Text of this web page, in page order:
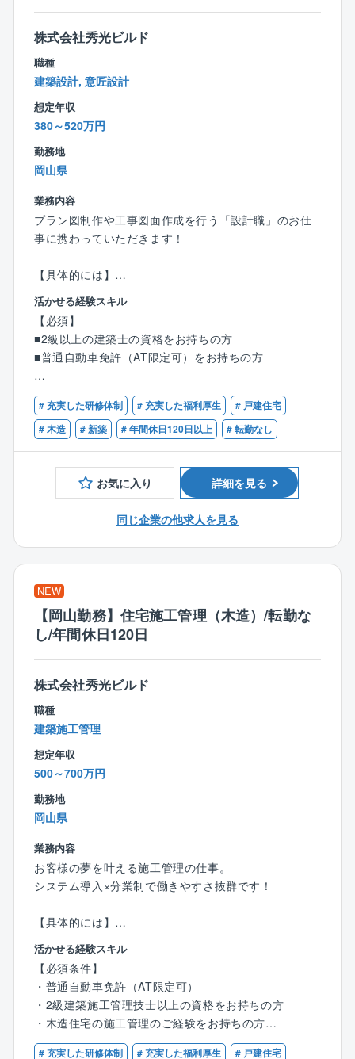
した。
煩雑な作業はもう不要！非効率な移動時間、手書きの
記録作業、現場常駐による拘束時間といった業界の
「当たり前」を根本から解消しています。
監督や職人さんと連携をとりながら、
お客様の暮らしの安心と安全のために
真摯に品質検査に取り組んでいきましょう！
〈チーム組織構成〉
20代～60代までの幅広い社員（24名）が活躍中。
っているため、働きやすい環境です！
＼教育体制について／
入社後は、建築関係の知識や経験に合わせたOJTで仕
事を教えます。
検査課のリーダーや課長がいる店舗にて、1カ月程OJT
少しずつ一人での検査業務をお任せしていき、独り立
ち後も先輩や上司がしっかりフォローするので、安心
して業務をスタートできます！
＼検査職のポイント／
★力仕事も急な呼び出しもほとんどなし
★体力的に無理なく働ける仕事！
★検査写真格納アプリを活用で効率的
業務量もコントロールしているため残業もほぼなく
プライベートの時間を大切にできます。
株式会社秀光ビルド
職種
建築設計, 意匠設計
想定年収
380～520万円
勤務地
岡山県
業務内容
プラン図制作や工事図面作成を行う「設計職」のお仕
事に携わっていただきます！
【具体的には】
■CADを使った図面作成
■住宅や、小規模建築のプランニング・自由設計・企画
設計
■各所申請業務 など
※分業体制のため、設計業務のみに集中できます！
1人あたりの案件数は10件～15件程を担当。
お客様のご要望をもとに、住宅のコンセプトを決定。
見た目の美しさや機能性などを考慮しながら、外観内
装設計・図面作成・確認申請等を行います。
＜入社後の流れ＞
入社後は、3カ月～半年間のOJT研修を通じて業務を習
・座学研修
∟CADの使い方や打ち合わせ時のポイントを学びま
す。
・先輩社員との同行
∟まずは図面のトレースなど簡単な業務からスター
ト。
・独り立ちまでのサポート
∟未経験者でも約1年で独り立ちが可能。
経験者にはスキルに応じた業務をお任せします。
＜仕事の魅力＞
◆お客様の理想を叶えるやりがい◆
「こんな家を建てたい」というお客様の理想を叶えら
「子どもがのびのびと遊べる家が良い」「趣味の部屋
を作りたい」など希望はさまざまです！
お客様と直接関わることができるからこそ、一つひと
つのこだわりを実現できるやりがいがあります！
〈チーム組織構成〉
いずれの拠点も、明るい声が響き、活気にあふれた雰
囲気で、わからないことがあれば気軽に質問できる環
境が整っています。
中途入社も多く、壁を感じることなく馴染むことがで
きる環境です。
〈男女比〉4：6
活かせる経験スキル
【必須】
■2級以上の建築士の資格をお持ちの方
■普通自動車免許（AT限定可）をお持ちの方
【優遇条件】
■CADオペレーターのご経験
■建築設計のご経験
■設計事務所でのご経験
■建設業者・工務店・インテリア業界でのご経験
# 充実した研修体制 # 充実した福利厚生
# 戸建住宅
# 木造
# 新築 # 年間休日120日以上 # 転勤なし
お気に入り 詳細を見る
同じ企業の他求人を見る
NEW
【岡山勤務】住宅施工管理（木造）/転勤な
し/年間休日120日
株式会社秀光ビルド
職種
建築施工管理
想定年収
500～700万円
勤務地
岡山県
業務内容
お客様の夢を叶える施工管理の仕事。
システム導入×分業制で働きやすさ抜群です！
【具体的には】
・営業からお客様を引き継ぎ、施工の打ち合わせ
・職人の手配や資材の発注を実施
・着工したら現場で品質・工程・安全管理を担当
・約3～4ヶ月で完成。引き渡しが無事に進めば、1案件
完了！
【ポイント】
活かせる経験スキル
【必須条件】
・普通自動車免許（AT限定可）
・2級建築施工管理技士以上の資格をお持ちの方
・木造住宅の施工管理のご経験をお持ちの方
# 充実した研修体制 # 充実した福利厚生 # 戸建住宅